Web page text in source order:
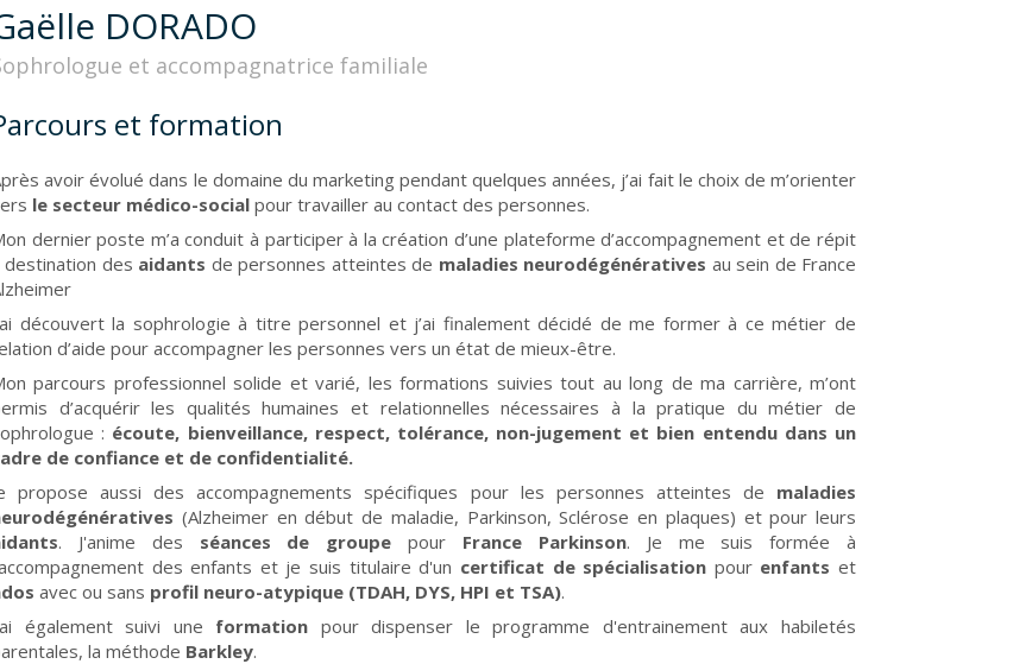
DORADO
et accompagnatrice familiale
et formation
avoir évolué dans le domaine du marketing pendant quelques années, j’ai fait le choix de m’orienter
le secteur médico-social pour travailler au contact des personnes.
dernier poste m’a conduit à participer à la création d’une plateforme d’accompagnement et de répit
destination des aidants de personnes atteintes de maladies neurodégénératives au sein de France
découvert la sophrologie à titre personnel et j’ai finalement décidé de me former à ce métier de
d’aide pour accompagner les personnes vers un état de mieux-être.
parcours professionnel solide et varié, les formations suivies tout au long de ma carrière, m’ont
d’acquérir les qualités humaines et relationnelles nécessaires à la pratique du métier de
: écoute, bienveillance, respect, tolérance, non-jugement et bien entendu dans un
de confiance et de confidentialité.
propose aussi des accompagnements spécifiques pour les personnes atteintes de maladies
(Alzheimer en début de maladie, Parkinson, Sclérose en plaques) et pour leurs
. J'anime des séances de groupepour France Parkinson. Je me suis formée à
des enfants et je suis titulaire d'un certificat de spécialisation pour enfantset
avec ou sans profil neuro-atypique (TDAH, DYS, HPI et TSA).
également suivi une formation pour dispenser le programme d'entrainement aux habiletés
la méthode Barkley.